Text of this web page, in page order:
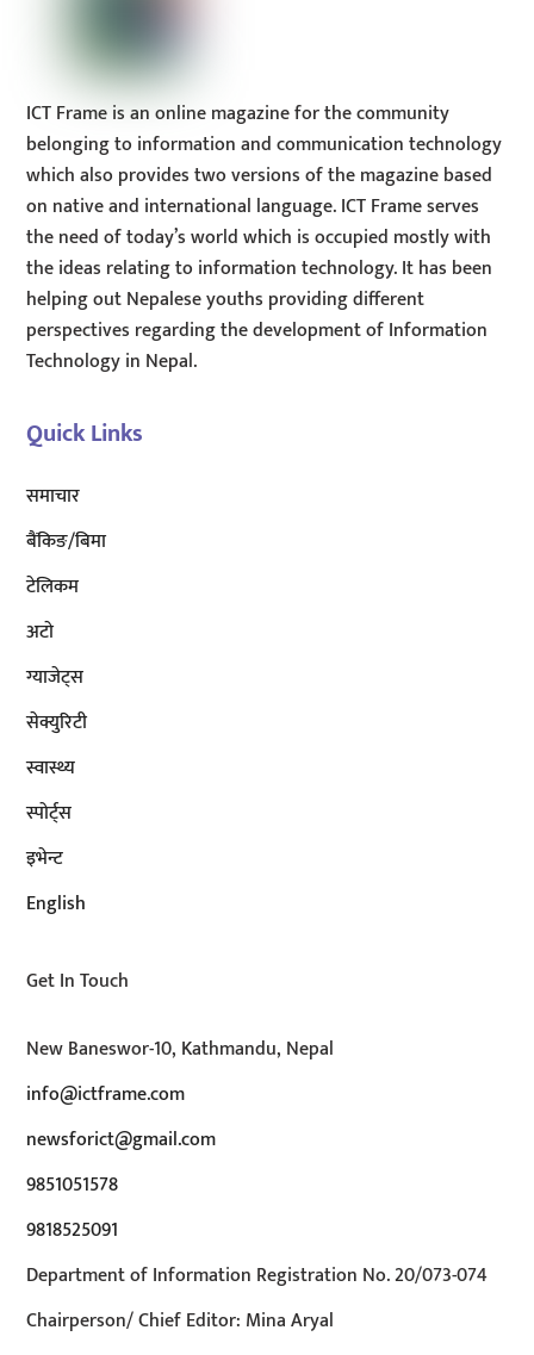
ICT Frame is an online magazine for the community
belonging to information and communication technology
which also provides two versions of the magazine based
on native and international language. ICT Frame serves
the need of today’s world which is occupied mostly with
the ideas relating to information technology. It has been
helping out Nepalese youths providing different
perspectives regarding the development of Information
Technology in Nepal.
Quick Links
समाचार
बैंकिङ/बिमा
टेलिकम
अटाे
ग्याजेट्स
सेक्युरिटी
स्वास्थ्य
स्पोर्ट्स
इभेन्ट
English
Get In Touch
New Baneswor-10, Kathmandu, Nepal
info@ictframe.com
newsforict@gmail.com
9851051578
9818525091
Department of Information Registration No. 20/073-074
Chairperson/ Chief Editor: Mina Aryal